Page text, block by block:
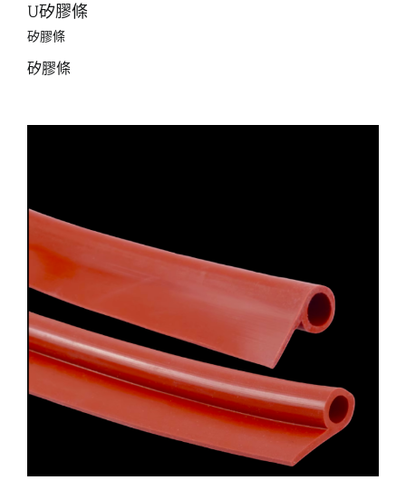
U矽膠條
矽膠條
矽膠條